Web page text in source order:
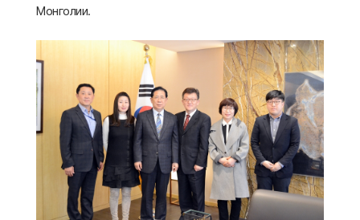
Монголии.